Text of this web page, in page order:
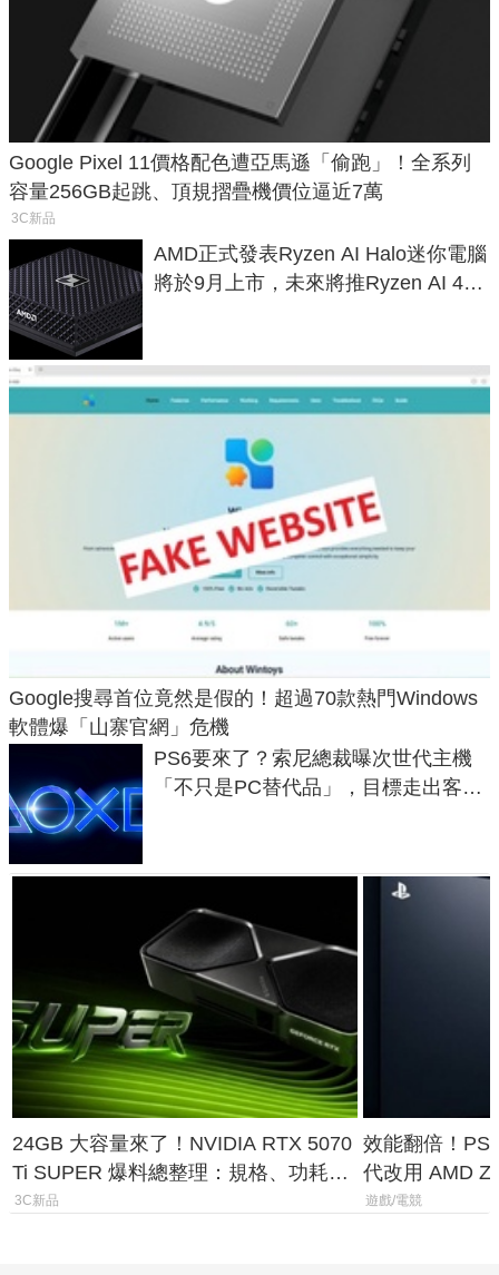
Google Pixel 11價格配色遭亞馬遜「偷跑」！全系列
容量256GB起跳、頂規摺疊機價位逼近7萬
3C新品
AMD正式發表Ryzen AI Halo迷你電腦
將於9月上市，未來將推Ryzen AI 400
Google搜尋首位竟然是假的！超過70款熱門Windows
軟體爆「山寨官網」危機
PS6要來了？索尼總裁曝次世代主機
「不只是PC替代品」，目標走出客
24GB 大容量來了！NVIDIA RTX 5070
Ti SUPER 爆料總整理：規格、功耗、
上市時間
3C新品
效能翻倍！
代改用 AMD
120fps 與全光
遊戲/電競